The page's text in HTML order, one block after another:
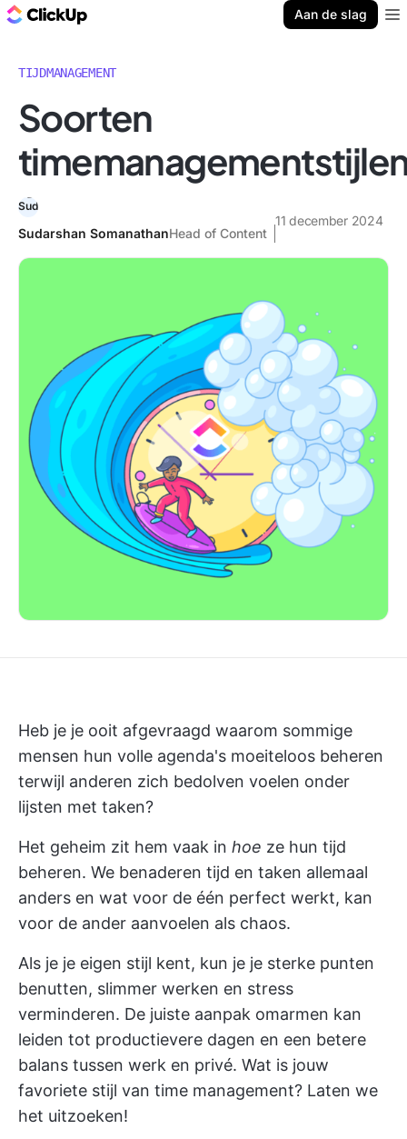
Aan de slag
TIJDMANAGEMENT
Soorten
Sudarshan SomanathanHead of Content
11 december 2024
Heb je je ooit afgevraagd waarom sommige
mensen hun volle agenda's moeiteloos beheren
terwijl anderen zich bedolven voelen onder
lijsten met taken?
Het geheim zit hem vaak in hoe ze hun tijd
beheren. We benaderen tijd en taken allemaal
anders en wat voor de één perfect werkt, kan
voor de ander aanvoelen als chaos.
Als je je eigen stijl kent, kun je je sterke punten
benutten, slimmer werken en stress
verminderen. De juiste aanpak omarmen kan
leiden tot productievere dagen en een betere
balans tussen werk en privé. Wat is jouw
favoriete stijl van time management? Laten we
het uitzoeken!